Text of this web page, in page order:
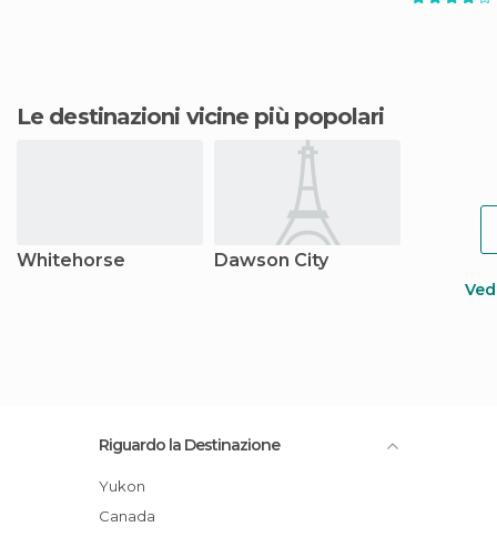
Le destinazioni vicine più popolari
Whitehorse Dawson City
Riguardo la Destinazione
Yukon
Canada